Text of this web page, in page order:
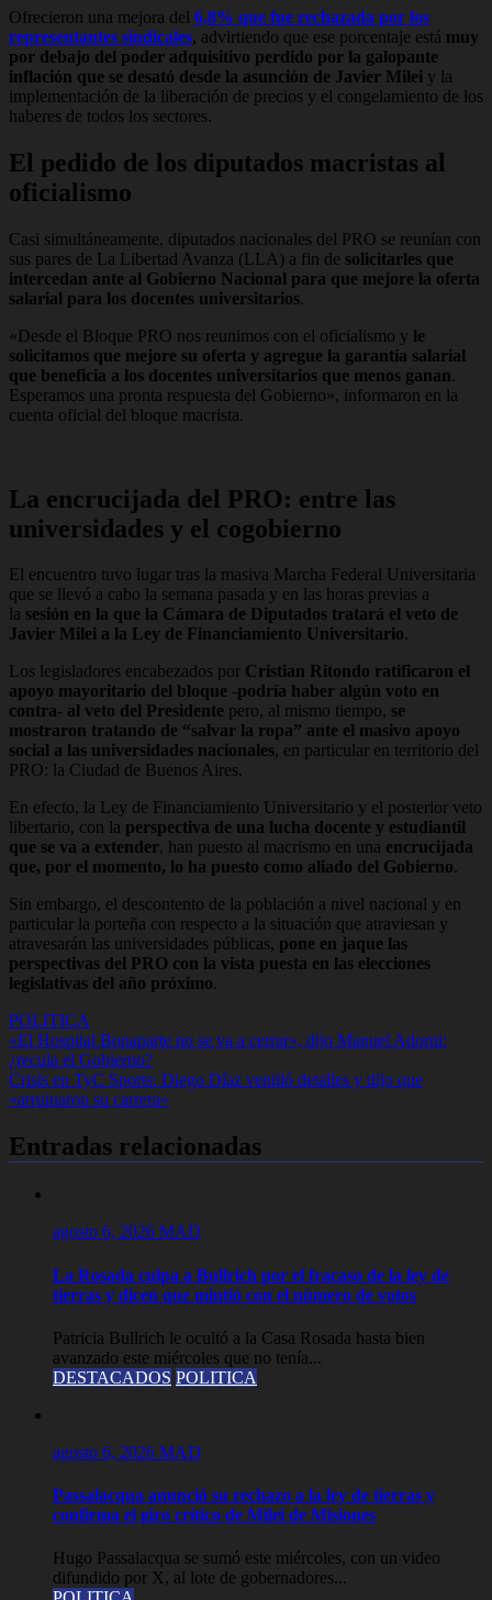
Ofrecieron una mejora del 6,8% que fue rechazada por los
representantes sindicales, advirtiendo que ese porcentaje está muy
por debajo del poder adquisitivo perdido por la galopante
inflación que se desató desde la asunción de Javier Milei y la
implementación de la liberación de precios y el congelamiento de los
haberes de todos los sectores.
El pedido de los diputados macristas al
oficialismo
Casi simultáneamente, diputados nacionales del PRO se reunían con
sus pares de La Libertad Avanza (LLA) a fin de solicitarles que
intercedan ante al Gobierno Nacional para que mejore la oferta
salarial para los docentes universitarios.
«Desde el Bloque PRO nos reunimos con el oficialismo y le
solicitamos que mejore su oferta y agregue la garantía salarial
que beneficia a los docentes universitarios que menos ganan.
Esperamos una pronta respuesta del Gobierno», informaron en la
cuenta oficial del bloque macrista.
La encrucijada del PRO: entre las
universidades y el cogobierno
El encuentro tuvo lugar tras la masiva Marcha Federal Universitaria
que se llevó a cabo la semana pasada y en las horas previas a
la sesión en la que la Cámara de Diputados tratará el veto de
Javier Milei a la Ley de Financiamiento Universitario.
Los legisladores encabezados por Cristian Ritondo ratificaron el
apoyo mayoritario del bloque -podría haber algún voto en
contra- al veto del Presidente pero, al mismo tiempo, se
mostraron tratando de “salvar la ropa” ante el masivo apoyo
social a las universidades nacionales, en particular en territorio del
PRO: la Ciudad de Buenos Aires.
En efecto, la Ley de Financiamiento Universitario y el posterior veto
libertario, con la perspectiva de una lucha docente y estudiantil
que se va a extender, han puesto al macrismo en una encrucijada
que, por el momento, lo ha puesto como aliado del Gobierno.
Sin embargo, el descontento de la población a nivel nacional y en
particular la porteña con respecto a la situación que atraviesan y
atravesarán las universidades públicas, pone en jaque las
perspectivas del PRO con la vista puesta en las elecciones
legislativas del año próximo.
POLITICA
Navegación
de
entradas
«El Hospital Bonaparte no se va a cerrar», dijo Manuel Adorni:
¿recula el Gobierno?
Crisis en TyC Sports: Diego Díaz ventiló detalles y dijo que
«arruinaron su carrera»
Entradas relacionadas
agosto 6, 2026 MAD
La Rosada culpa a Bullrich por el fracaso de la ley de
tierras y dicen que mintió con el número de votos
Patricia Bullrich le ocultó a la Casa Rosada hasta bien
avanzado este miércoles que no tenía...
DESTACADOS POLITICA
agosto 6, 2026 MAD
Passalacqua anunció su rechazo a la ley de tierras y
confirma el giro crítico de Milei de Misiones
Hugo Passalacqua se sumó este miércoles, con un video
difundido por X, al lote de gobernadores...